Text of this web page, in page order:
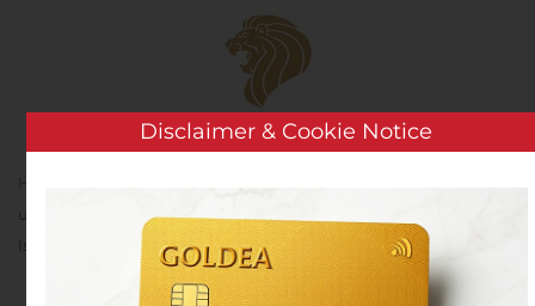
Skip to main content
useita miljoonia euroja vedenkäsittelykemikaalien tuotantoon
Isossa-Britanniassa
Disclaimer & Cookie Notice